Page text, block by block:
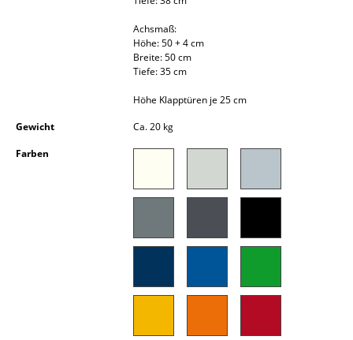
Kleinaufbewahrung
... alle Aufbewahrungsmöbel
Schreibtischleuchten
Stehleuchten & Leseleuchten
Achsmaß:
Höhe: 50 + 4 cm
Breite: 50 cm
Tiefe: 35 cm
Höhe Klapptüren je 25 cm
Gewicht
Ca. 20 kg
Farben